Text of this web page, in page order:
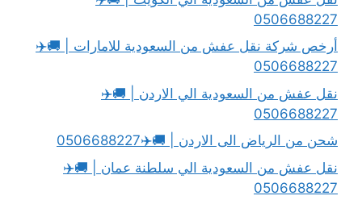
0506688227
أرخص شركة نقل عفش من السعودية للامارات | 🚚✈️
0506688227
نقل عفش من السعودية الي الاردن | 🚚✈️
0506688227
شحن من الرياض الى الاردن | 🚚✈️0506688227
نقل عفش من السعودية الي سلطنة عمان | 🚚✈️
0506688227